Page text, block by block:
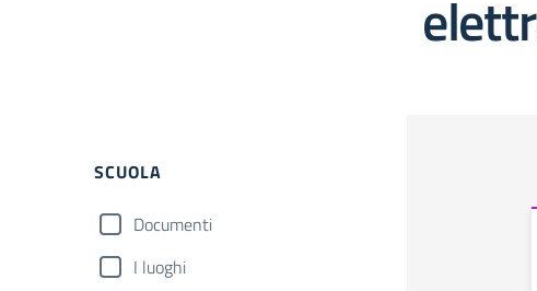
Filtri
SCUOLA
Documenti
I luoghi